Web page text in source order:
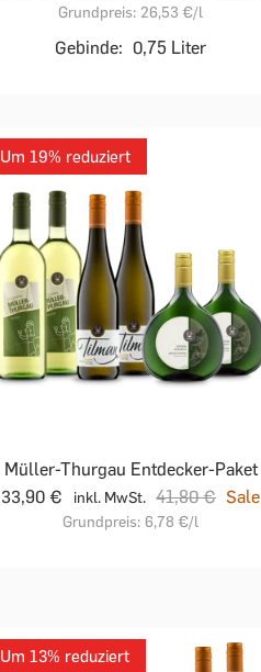
Grundpreis: 26,53 €/l
Gebinde: 0,75 Liter
Um 19% reduziert
Müller-Thurgau Entdecker-Paket
33,90 €
inkl. MwSt. 41,80 € Sale
Grundpreis: 6,78 €/l
Um 13% reduziert